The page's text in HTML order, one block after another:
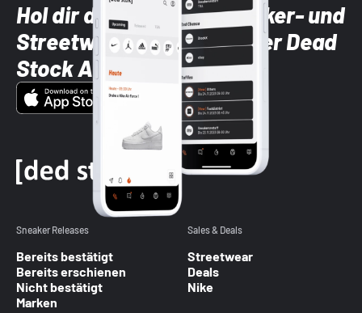
Hol dir die neuesten Sneaker- und
Streetwear-Brands mit der Dead
Stock App
Sneaker Releases
Bereits bestätigt
Bereits erschienen
Nicht bestätigt
Marken
Sales & Deals
Streetwear
Deals
Nike